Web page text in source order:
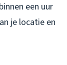
een uur
je locatie en